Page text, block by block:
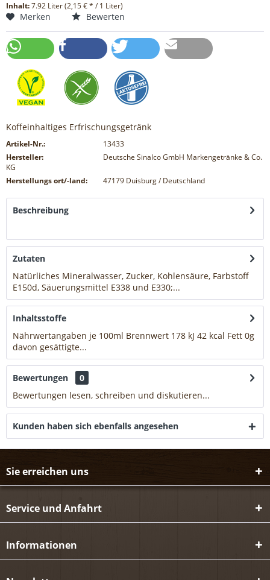
Inhalt:7.92 Liter (2,15 € * / 1 Liter)
Merken Bewerten
Koffeinhaltiges Erfrischungsgetränk
Artikel-Nr.:
13433
Hersteller:
Deutsche Sinalco GmbH Markengetränke & Co.
KG
Herstellungs ort/-land:
47179 Duisburg / Deutschland
Beschreibung
Zutaten
Natürliches Mineralwasser, Zucker, Kohlensäure, Farbstoff
E150d, Säuerungsmittel E338 und E330;...
Inhaltsstoffe
Nährwertangaben je 100ml Brennwert 178 kJ 42 kcal Fett 0g
davon gesättigte...
Bewertungen
0
Bewertungen lesen, schreiben und diskutieren...
Kunden haben sich ebenfalls angesehen
Sie erreichen uns
Service und Anfahrt
Informationen